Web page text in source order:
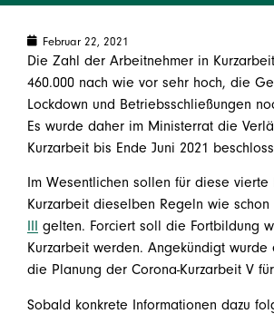
Februar 22, 2021
Die Zahl der Arbeitnehmer in
460.000 nach wie vor sehr hoch, die
Lockdown und Betriebsschließungen
Es wurde daher im Ministerrat die
Kurzarbeit bis Ende Juni 2021
Im Wesentlichen sollen für diese vierte
Kurzarbeit dieselben Regeln wie
III gelten. Forciert soll die Fortbildung
Kurzarbeit werden. Angekündigt
die Planung der Corona-Kurzarbeit V
Sobald konkrete Informationen dazu